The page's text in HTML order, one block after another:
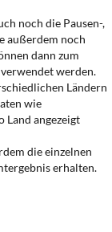
noch die Pausen-,
außerdem noch
dann zum
werden.
Ländern
wie
Land angezeigt
die einzelnen
erhalten.